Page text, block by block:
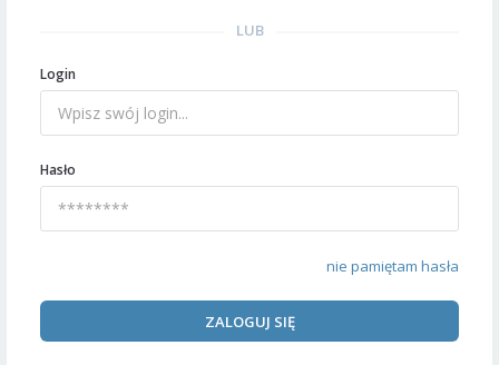
LUB
Login
Hasło
nie pamiętam hasła
ZALOGUJ SIĘ